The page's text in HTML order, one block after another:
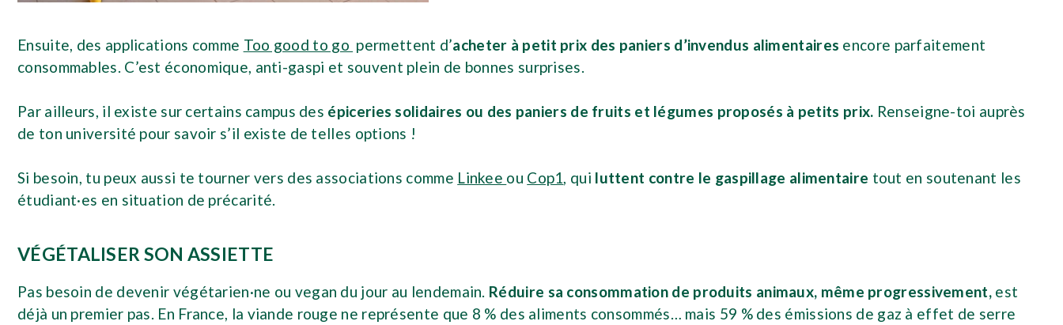
Ensuite, des applications comme Too good to go permettent d’acheter à petit prix des paniers d’invendus alimentaires encore parfaitement
consommables. C’est économique, anti-gaspi et souvent plein de bonnes surprises.
Par ailleurs, il existe sur certains campus des épiceries solidaires ou des paniers de fruits et légumes proposés à petits prix. Renseigne-toi auprès
de ton université pour savoir s’il existe de telles options !
Si besoin, tu peux aussi te tourner vers des associations comme Linkee ou Cop1, qui luttent contre le gaspillage alimentaire tout en soutenant les
étudiant·es en situation de précarité.
VÉGÉTALISER SON ASSIETTE
Pas besoin de devenir végétarien·ne ou vegan du jour au lendemain. Réduire sa consommation de produits animaux, même progressivement, est
déjà un premier pas. En France, la viande rouge ne représente que 8 % des aliments consommés… mais 59 % des émissions de gaz à effet de serre